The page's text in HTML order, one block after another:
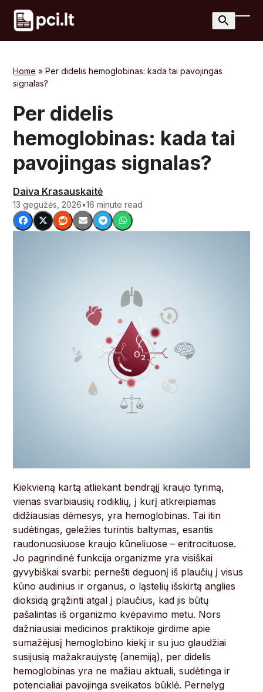
Skip
content
Home »Per didelis hemoglobinas: kada tai pavojingas
signalas?
Per didelis
hemoglobinas: kada tai
pavojingas signalas?
Daiva Krasauskaitė
13 gegužės, 2026•16 minute read
Kiekvieną kartą atliekant bendrąjį kraujo tyrimą,
vienas svarbiausių rodiklių, į kurį atkreipiamas
didžiausias dėmesys, yra hemoglobinas. Tai itin
sudėtingas, geležies turintis baltymas, esantis
raudonuosiuose kraujo kūneliuose – eritrocituose.
Jo pagrindinė funkcija organizme yra visiškai
gyvybiškai svarbi: pernešti deguonį iš plaučių į visus
kūno audinius ir organus, o ląstelių išskirtą anglies
dioksidą grąžinti atgal į plaučius, kad jis būtų
pašalintas iš organizmo kvėpavimo metu. Nors
dažniausiai medicinos praktikoje girdime apie
sumažėjusį hemoglobino kiekį ir su juo glaudžiai
susijusią mažakraujystę (anemiją), per didelis
hemoglobinas yra ne mažiau aktuali, sudėtinga ir
potencialiai pavojinga sveikatos būklė. Pernelyg